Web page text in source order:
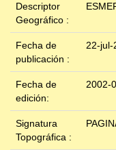
Descriptor
Geográfico :
Fecha de
publicación :
22-jul-
Fecha de
edición:
2002-
Signatura
Topográfica :